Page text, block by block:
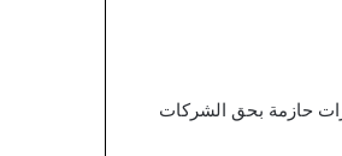
حازمة بحق الشركات